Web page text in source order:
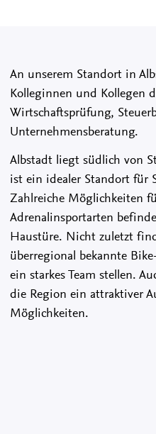
An unserem Standort in
Kolleginnen und Kollegen
Wirtschaftsprüfung,
Unternehmensberatung.
Albstadt liegt südlich von
ist ein idealer Standort für
Zahlreiche Möglichkeiten
Adrenalinsportarten
Haustüre. Nicht zuletzt
überregional bekannte
ein starkes Team stellen.
die Region ein attraktiver
Möglichkeiten.